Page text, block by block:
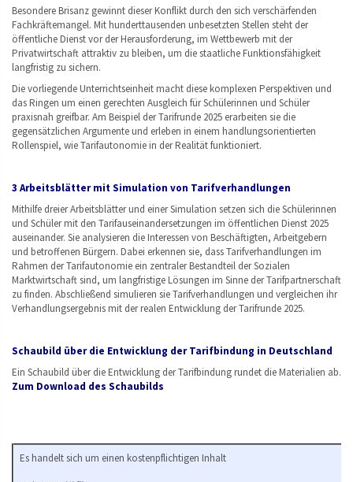
Besondere Brisanz gewinnt dieser Konflikt durch den sich verschärfenden
Fachkräftemangel. Mit hunderttausenden unbesetzten Stellen steht der
öffentliche Dienst vor der Herausforderung, im Wettbewerb mit der
Privatwirtschaft attraktiv zu bleiben, um die staatliche Funktionsfähigkeit
langfristig zu sichern.
Die vorliegende Unterrichtseinheit macht diese komplexen Perspektiven und
das Ringen um einen gerechten Ausgleich für Schülerinnen und Schüler
praxisnah greifbar. Am Beispiel der Tarifrunde 2025 erarbeiten sie die
gegensätzlichen Argumente und erleben in einem handlungsorientierten
Rollenspiel, wie Tarifautonomie in der Realität funktioniert.
3 Arbeitsblätter mit Simulation von Tarifverhandlungen
Mithilfe dreier Arbeitsblätter und einer Simulation setzen sich die Schülerinnen
und Schüler mit den Tarifauseinandersetzungen im öffentlichen Dienst 2025
auseinander. Sie analysieren die Interessen von Beschäftigten, Arbeitgebern
und betroffenen Bürgern. Dabei erkennen sie, dass Tarifverhandlungen im
Rahmen der Tarifautonomie ein zentraler Bestandteil der Sozialen
Marktwirtschaft sind, um langfristige Lösungen im Sinne der Tarifpartnerschaft
zu finden. Abschließend simulieren sie Tarifverhandlungen und vergleichen ihr
Verhandlungsergebnis mit der realen Entwicklung der Tarifrunde 2025.
Schaubild über die Entwicklung der Tarifbindung in Deutschland
Ein Schaubild über die Entwicklung der Tarifbindung rundet die Materialien ab.
Zum Download des Schaubilds
Es handelt sich um einen kostenpflichtigen Inhalt